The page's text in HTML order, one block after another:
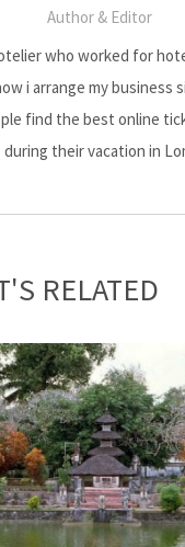
Author & Editor
who worked for
i arrange my business
find the best online
their vacation in
RELATED